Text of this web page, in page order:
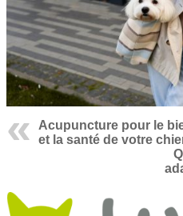
Acupuncture pour le
et la santé de votre